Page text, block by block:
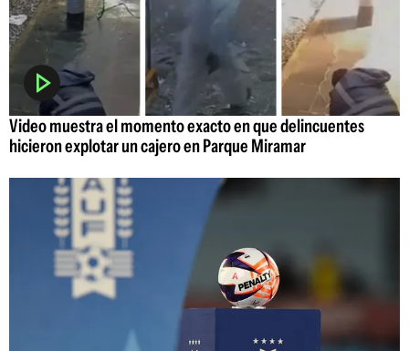
Video muestra el momento exacto en que delincuentes
hicieron explotar un cajero en Parque Miramar